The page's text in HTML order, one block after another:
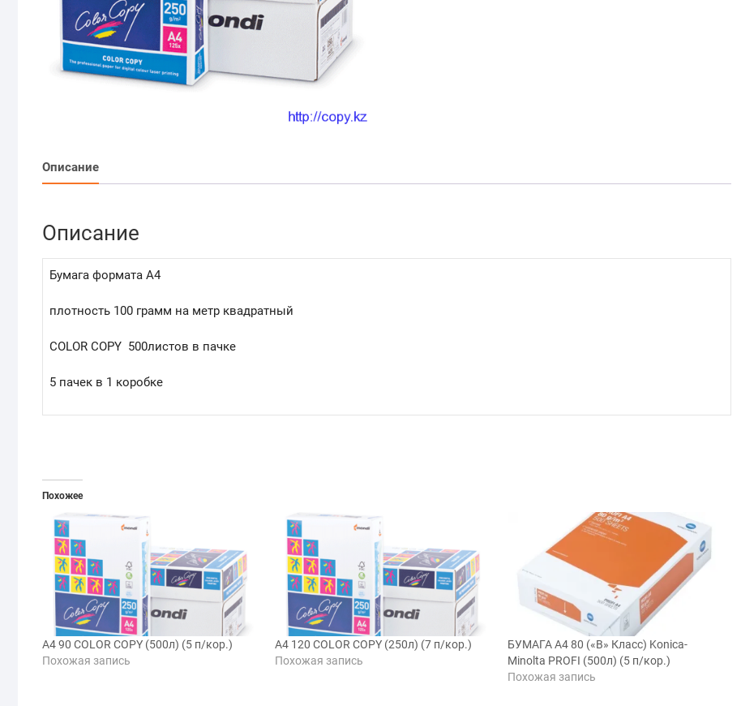
Описание
Описание
Бумага формата A4
плотность 100 грамм на метр квадратный
COLOR COPY 500листов в пачке
5 пачек в 1 коробке
Похожее
A4 90 COLOR COPY (500л) (5 п/кор.)
Похожая запись
A4 120 COLOR COPY (250л) (7 п/кор.)
Похожая запись
БУМАГА A4 80 («В» Класс) Konica-
Minolta PROFI (500л) (5 п/кор.)
Похожая запись